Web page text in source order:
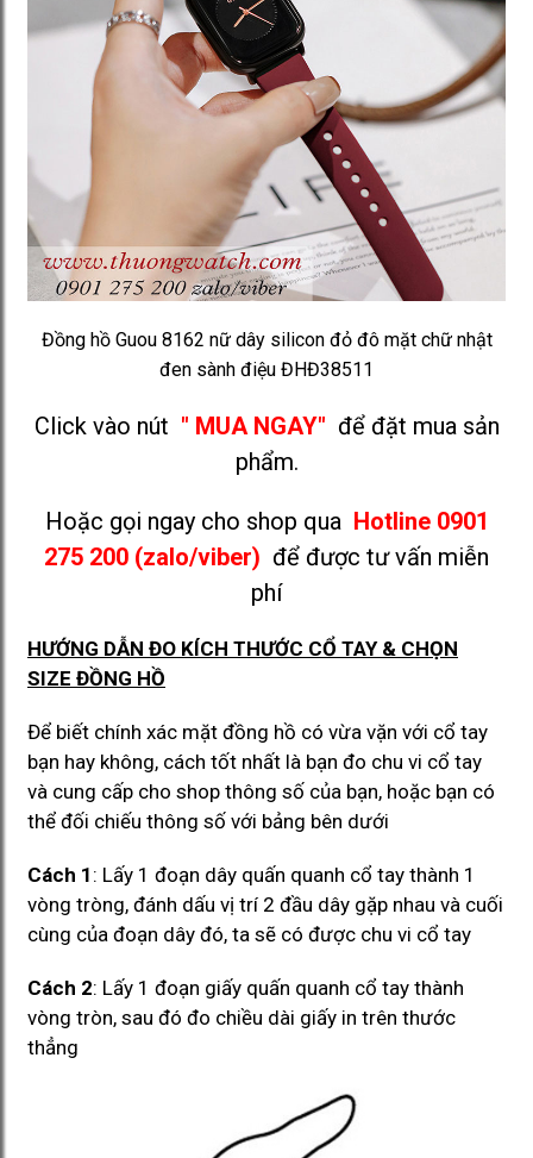
Đồng hồ Guou 8162 nữ dây silicon đỏ đô mặt chữ nhật
đen sành điệu ĐHĐ38511
Click vào nút " MUA NGAY" để đặt mua sản
phẩm.
Hoặc gọi ngay cho shop qua Hotline 0901
275 200 (zalo/viber) để được tư vấn miễn
phí
HƯỚNG DẪN ĐO KÍCH THƯỚC CỔ TAY & CHỌN
SIZE ĐỒNG HỒ
Để biết chính xác mặt đồng hồ có vừa vặn với cổ tay
bạn hay không, cách tốt nhất là bạn đo chu vi cổ tay
và cung cấp cho shop thông số của bạn, hoặc bạn có
thể đối chiếu thông số với bảng bên dưới
Cách 1 : Lấy 1 đoạn dây quấn quanh cổ tay thành 1
vòng tròng, đánh dấu vị trí 2 đầu dây gặp nhau và cuối
cùng của đoạn dây đó, ta sẽ có được chu vi cổ tay
Cách 2: Lấy 1 đoạn giấy quấn quanh cổ tay thành
vòng tròn, sau đó đo chiều dài giấy in trên thước
thẳng